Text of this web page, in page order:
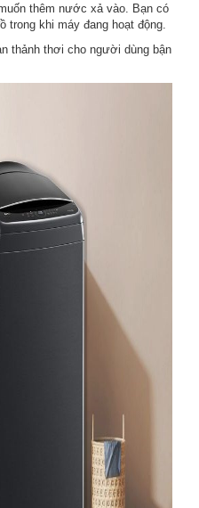
thêm nước xả vào. Bạn có
trong khi máy đang hoạt động.
thảnh thơi cho người dùng bận